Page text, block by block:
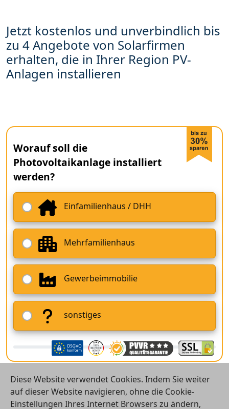
Jetzt kostenlos und unverbindlich bis
zu 4 Angebote von Solarfirmen
erhalten, die in Ihrer Region PV-
Anlagen installieren
Worauf soll die
Photovoltaikanlage installiert
werden?
Einfamilienhaus / DHH
Mehrfamilienhaus
Gewerbeimmobilie
sonstiges
Diese Website verwendet Cookies. Indem Sie weiter
auf dieser Website navigieren, ohne die Cookie-
Einstellungen Ihres Internet Browsers zu ändern,